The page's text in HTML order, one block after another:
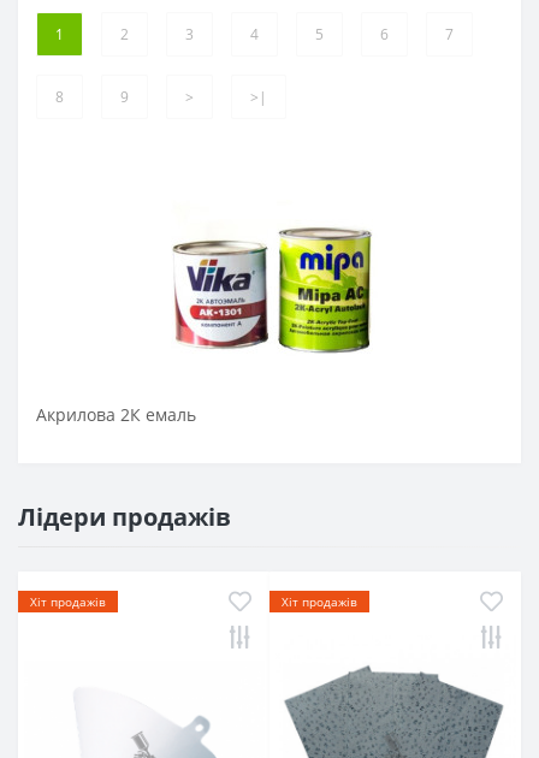
1 2 3 4 5 6 7
8 9 > >|
Акрилова 2К емаль
Лідери продажів
Хіт продажів Хіт продажів